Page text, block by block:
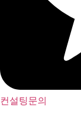
컨설팅문의